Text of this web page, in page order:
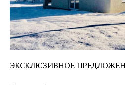
ЭКСКЛЮЗИВНОЕ